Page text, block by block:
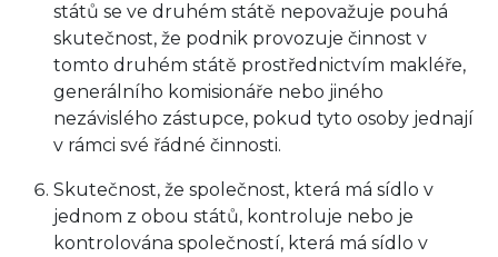
států se ve druhém státě nepovažuje pouhá
skutečnost, že podnik provozuje činnost v
tomto druhém státě prostřednictvím makléře,
generálního komisionáře nebo jiného
nezávislého zástupce, pokud tyto osoby jednají
v rámci své řádné činnosti.
Skutečnost, že společnost, která má sídlo v
jednom z obou států, kontroluje nebo je
kontrolována společností, která má sídlo v